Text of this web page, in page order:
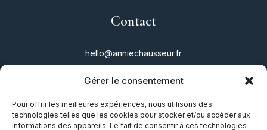
Gérer le consentement
Pour offrir les meilleures expériences, nous utilisons des
technologies telles que les cookies pour stocker et/ou accéder aux
informations des appareils. Le fait de consentir à ces technologies
Contact
hello@anniechausseur.fr
Instagram